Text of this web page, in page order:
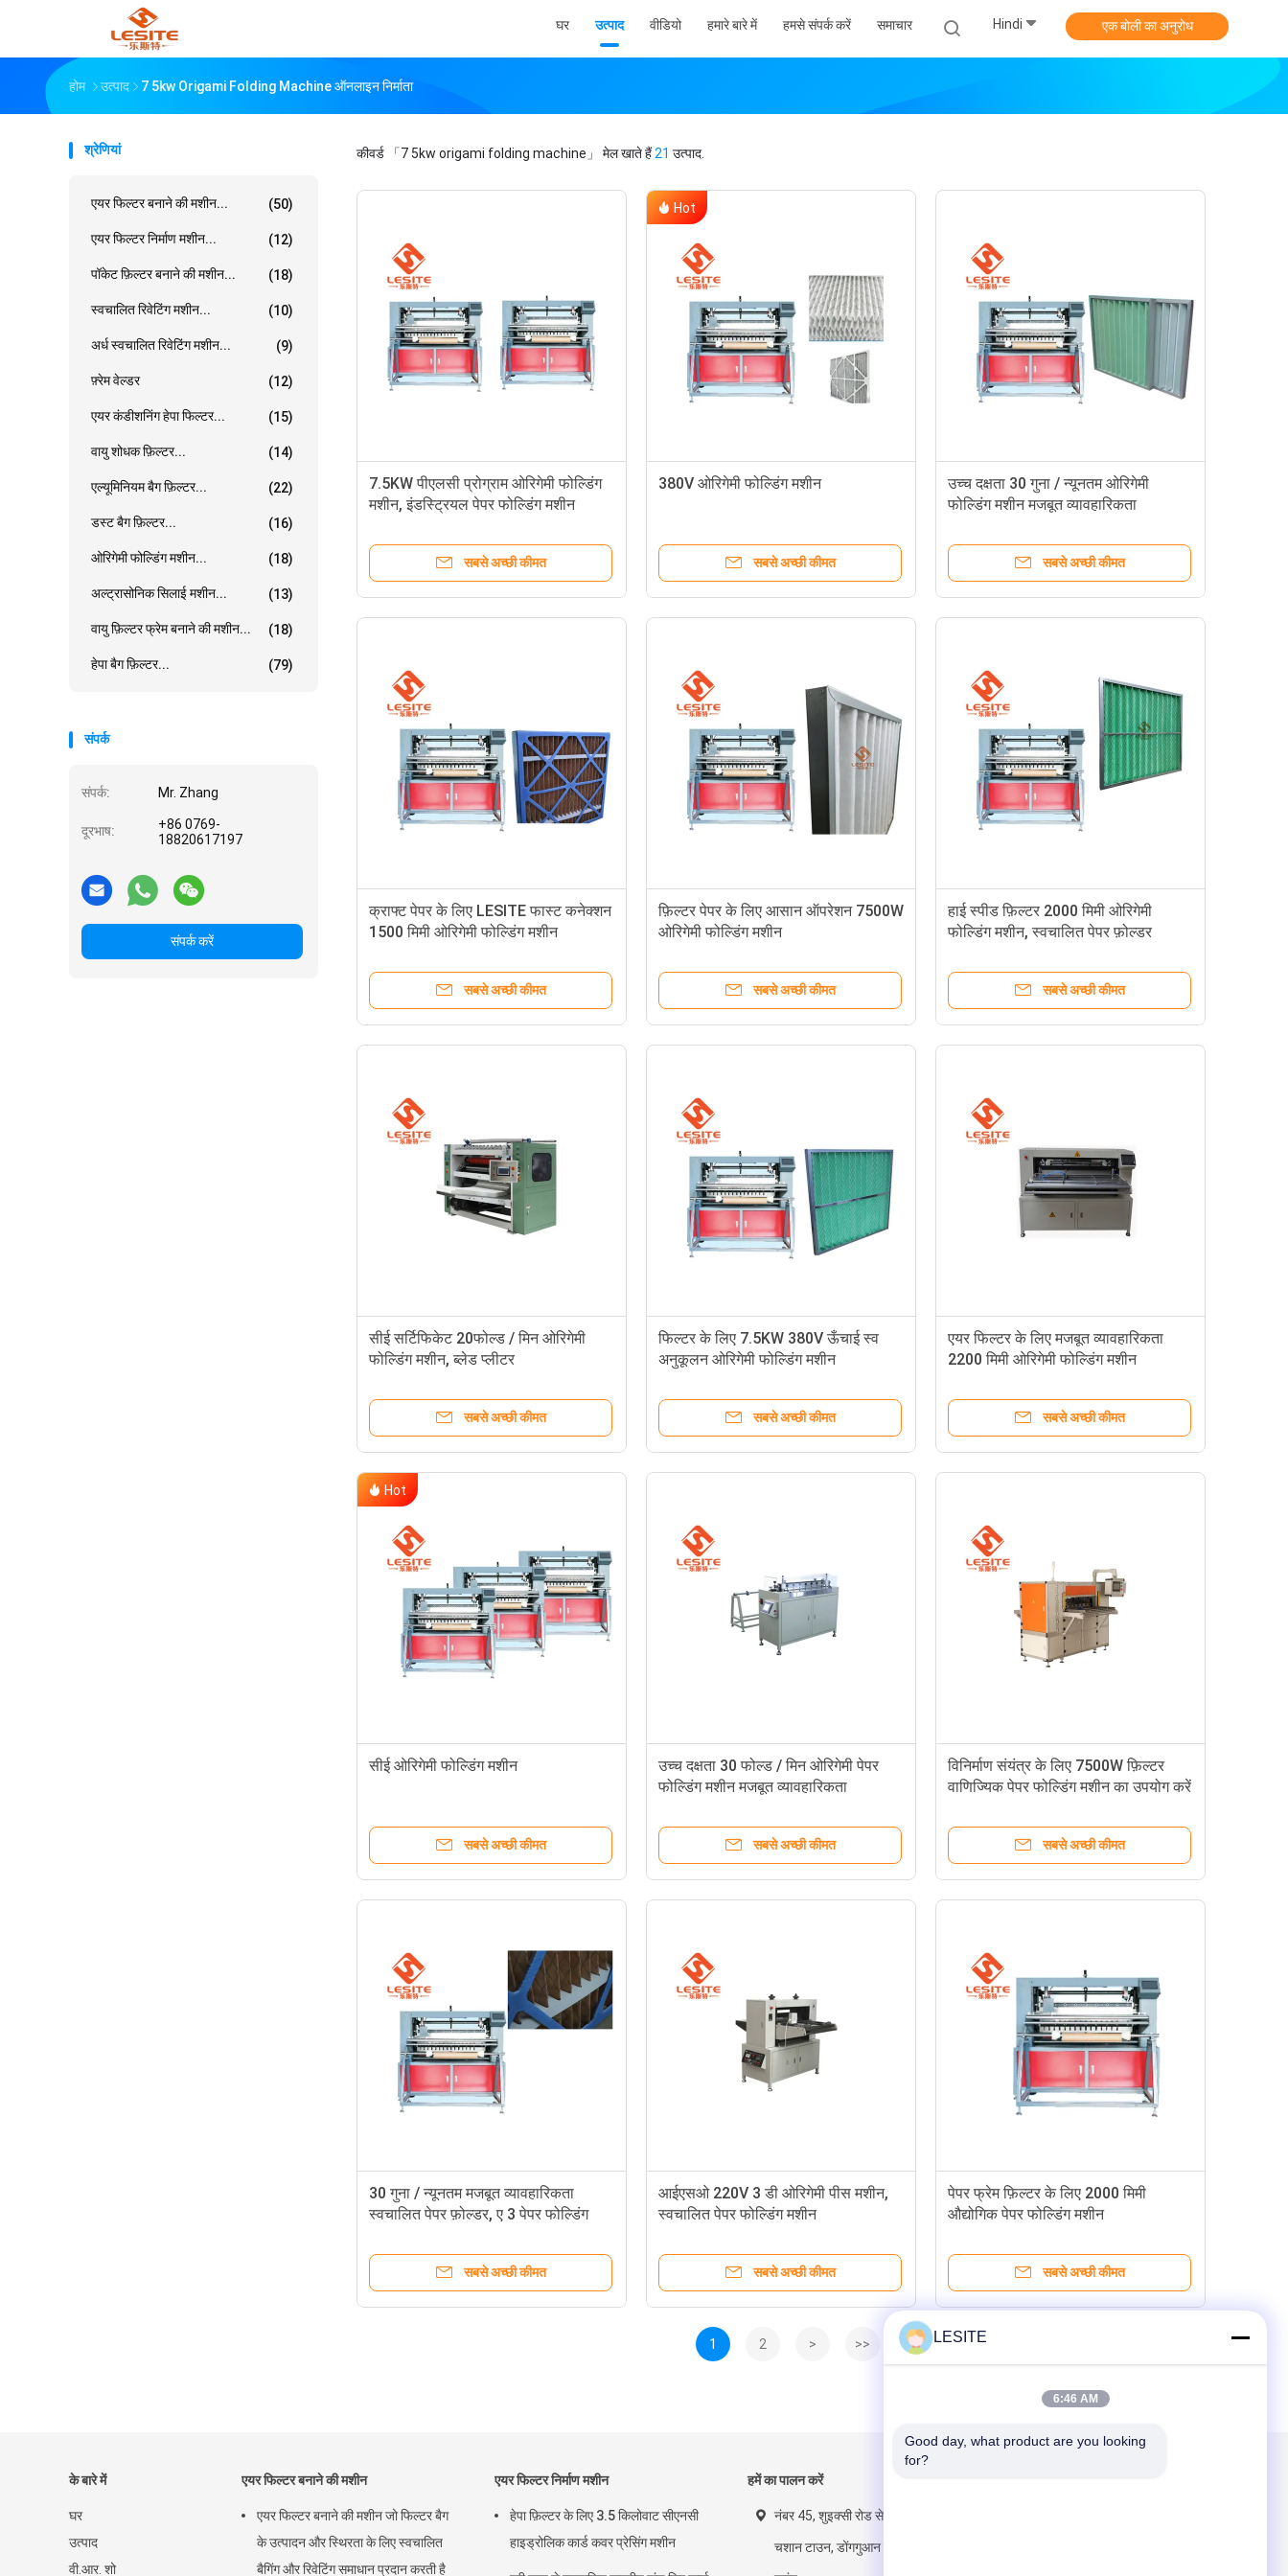
घर उत्पाद वीडियो हमारे बारे में हमसे संपर्क करें समाचार Hindi एक बोली का अनुरोध
होम उत्पाद 7 5kw Origami Folding Machine ऑनलाइन निर्माता
श्रेणियां
एयर फिल्टर बनाने की मशीन... (50)
एयर फिल्टर निर्माण मशीन... (12)
पॉकेट फ़िल्टर बनाने की मशीन... (18)
स्वचालित रिवेटिंग मशीन... (10)
अर्ध स्वचालित रिवेटिंग मशीन... (9)
फ़्रेम वेल्डर (12)
एयर कंडीशनिंग हेपा फिल्टर... (15)
वायु शोधक फ़िल्टर... (14)
एल्यूमिनियम बैग फ़िल्टर... (22)
डस्ट बैग फ़िल्टर... (16)
ओरिगेमी फोल्डिंग मशीन... (18)
अल्ट्रासोनिक सिलाई मशीन... (13)
वायु फ़िल्टर फ्रेम बनाने की मशीन... (18)
हेपा बैग फ़िल्टर... (79)
संपर्क
संपर्क: Mr. Zhang
दूरभाष:
+86 0769-
18820617197
संपर्क करें
कीवर्ड 「7 5kw origami folding machine」 मेल खाते हैं21 उत्पाद.
7.5KW पीएलसी प्रोग्राम ओरिगेमी फोल्डिंग
मशीन, इंडस्ट्रियल पेपर फोल्डिंग मशीन
सबसे अच्छी कीमत
Hot
380V ओरिगेमी फोल्डिंग मशीन
सबसे अच्छी कीमत
उच्च दक्षता 30 गुना / न्यूनतम ओरिगेमी
फोल्डिंग मशीन मजबूत व्यावहारिकता
सबसे अच्छी कीमत
क्राफ्ट पेपर के लिए LESITE फास्ट कनेक्शन
1500 मिमी ओरिगेमी फोल्डिंग मशीन
सबसे अच्छी कीमत
फ़िल्टर पेपर के लिए आसान ऑपरेशन 7500W
ओरिगेमी फोल्डिंग मशीन
सबसे अच्छी कीमत
हाई स्पीड फ़िल्टर 2000 मिमी ओरिगेमी
फोल्डिंग मशीन, स्वचालित पेपर फ़ोल्डर
सबसे अच्छी कीमत
सीई सर्टिफिकेट 20फोल्ड / मिन ओरिगेमी
फोल्डिंग मशीन, ब्लेड प्लीटर
सबसे अच्छी कीमत
फिल्टर के लिए 7.5KW 380V ऊँचाई स्व
अनुकूलन ओरिगेमी फोल्डिंग मशीन
सबसे अच्छी कीमत
एयर फिल्टर के लिए मजबूत व्यावहारिकता
2200 मिमी ओरिगेमी फोल्डिंग मशीन
सबसे अच्छी कीमत
Hot
सीई ओरिगेमी फोल्डिंग मशीन
सबसे अच्छी कीमत
उच्च दक्षता 30 फोल्ड / मिन ओरिगेमी पेपर
फोल्डिंग मशीन मजबूत व्यावहारिकता
सबसे अच्छी कीमत
विनिर्माण संयंत्र के लिए 7500W फ़िल्टर
वाणिज्यिक पेपर फोल्डिंग मशीन का उपयोग करें
सबसे अच्छी कीमत
30 गुना / न्यूनतम मजबूत व्यावहारिकता
स्वचालित पेपर फ़ोल्डर, ए 3 पेपर फोल्डिंग
सबसे अच्छी कीमत
आईएसओ 220V 3 डी ओरिगेमी पीस मशीन,
स्वचालित पेपर फोल्डिंग मशीन
सबसे अच्छी कीमत
पेपर फ्रेम फ़िल्टर के लिए 2000 मिमी
औद्योगिक पेपर फोल्डिंग मशीन
सबसे अच्छी कीमत
1 2 > >>
के बारे में
घर
उत्पाद
वी.आर. शो
एयर फिल्टर बनाने की मशीन
एयर फिल्टर बनाने की मशीन जो फिल्टर बैग
के उत्पादन और स्थिरता के लिए स्वचालित
बैगिंग और रिवेटिंग समाधान प्रदान करती है
एयर फिल्टर निर्माण मशीन
हेपा फ़िल्टर के लिए 3.5 किलोवाट सीएनसी
हाइड्रोलिक कार्ड कवर प्रेसिंग मशीन
हमें का पालन करें
नंबर 45, शुइक्सी रोड सेक्शन, हांक्सी,
चशान टाउन, डोंगगुआन सिटी, ग्वांगडोंग
LESITE
6:46 AM
Good day, what product are you looking
for?